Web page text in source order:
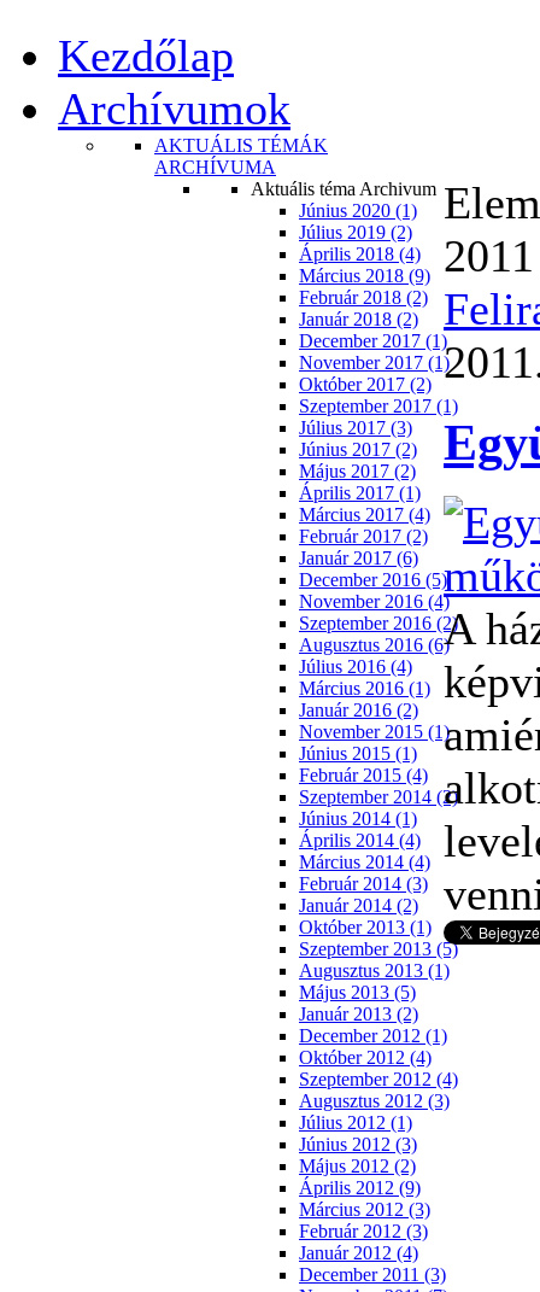
Kezdőlap
Archívumok
AKTUÁLIS TÉMÁK
ARCHÍVUMA
Aktuális téma Archivum
Június 2020 (1)
Július 2019 (2)
Április 2018 (4)
Március 2018 (9)
Február 2018 (2)
Január 2018 (2)
December 2017 (1)
November 2017 (1)
Október 2017 (2)
Szeptember 2017 (1)
Július 2017 (3)
Június 2017 (2)
Május 2017 (2)
Április 2017 (1)
Március 2017 (4)
Február 2017 (2)
Január 2017 (6)
December 2016 (5)
November 2016 (4)
Szeptember 2016 (2)
Augusztus 2016 (6)
Július 2016 (4)
Március 2016 (1)
Január 2016 (2)
November 2015 (1)
Június 2015 (1)
Február 2015 (4)
Szeptember 2014 (2)
Június 2014 (1)
Április 2014 (4)
Március 2014 (4)
Február 2014 (3)
Január 2014 (2)
Október 2013 (1)
Szeptember 2013 (5)
Augusztus 2013 (1)
Május 2013 (5)
Január 2013 (2)
December 2012 (1)
Október 2012 (4)
Szeptember 2012 (4)
Augusztus 2012 (3)
Július 2012 (1)
Június 2012 (3)
Május 2012 (2)
Április 2012 (9)
Március 2012 (3)
Február 2012 (3)
Január 2012 (4)
December 2011 (3)
2011
A